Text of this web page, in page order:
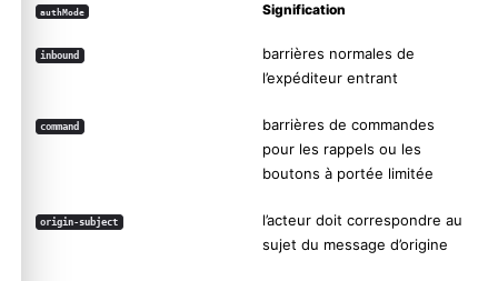
authMode Signification
inbound
barrières normales de
l’expéditeur entrant
command
barrières de commandes
pour les rappels ou les
boutons à portée limitée
origin-subject
l’acteur doit correspondre au
sujet du message d’origine